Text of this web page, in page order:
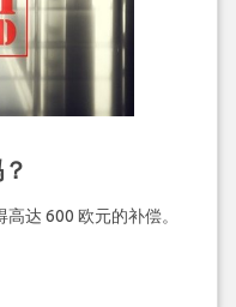
达 600 欧元的补偿。